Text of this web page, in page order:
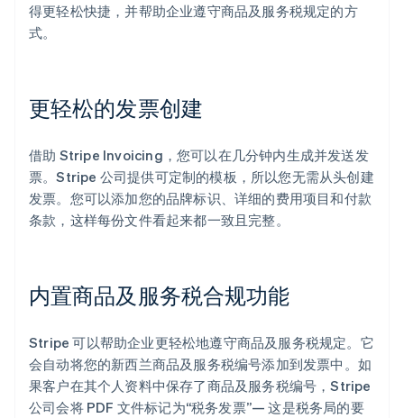
得更轻松快捷，并帮助企业遵守商品及服务税规定的方
式。
更轻松的发票创建
借助 Stripe Invoicing，您可以在几分钟内生成并发送发
票。Stripe 公司提供可定制的模板，所以您无需从头创建
发票。您可以添加您的品牌标识、详细的费用项目和付款
条款，这样每份文件看起来都一致且完整。
内置商品及服务税合规功能
Stripe 可以帮助企业更轻松地遵守商品及服务税规定。它
会自动将您的新西兰商品及服务税编号添加到发票中。如
果客户在其个人资料中保存了商品及服务税编号，Stripe
公司会将 PDF 文件标记为“税务发票”— 这是税务局的要